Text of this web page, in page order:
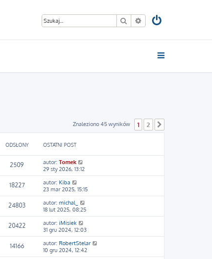
Szukaj Wyszukiwanie
Znaleziono 45 wyników 1 2
ODSŁONY OSTATNI POST
2509 autor: Tomek
29 sty 2026, 13:12
18227 autor: Kiba
23 mar 2025, 15:15
24803 autor: michal_
18 lut 2025, 08:25
20422 autor: iMisiek
31 gru 2024, 12:03
14166 autor: RobertStelar
10 gru 2024, 12:42